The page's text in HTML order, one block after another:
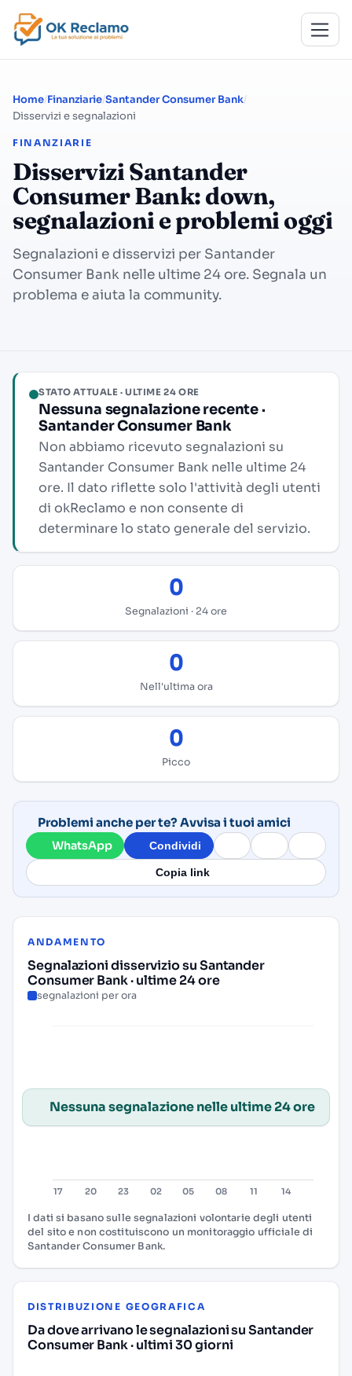
Home Finanziarie Santander Consumer Bank
Disservizi e segnalazioni
FINANZIARIE
Disservizi Santander
Consumer Bank: down,
segnalazioni e problemi oggi
Segnalazioni e disservizi per Santander
Consumer Bank nelle ultime 24 ore. Segnala un
problema e aiuta la community.
STATO ATTUALE · ULTIME 24 ORE
Nessuna segnalazione recente ·
Santander Consumer Bank
Non abbiamo ricevuto segnalazioni su
Santander Consumer Bank nelle ultime 24
ore. Il dato riflette solo l'attività degli utenti
di okReclamo e non consente di
determinare lo stato generale del servizio.
0
Segnalazioni · 24 ore
0
Nell'ultima ora
0
Picco
Problemi anche per te? Avvisa i tuoi amici
WhatsApp Condividi
Copia link
ANDAMENTO
Segnalazioni disservizio su Santander
Consumer Bank · ultime 24 ore
segnalazioni per ora
Nessuna segnalazione nelle ultime 24 ore
I dati si basano sulle segnalazioni volontarie degli utenti
del sito e non costituiscono un monitoraggio ufficiale di
Santander Consumer Bank.
DISTRIBUZIONE GEOGRAFICA
Da dove arrivano le segnalazioni su Santander
Consumer Bank · ultimi 30 giorni